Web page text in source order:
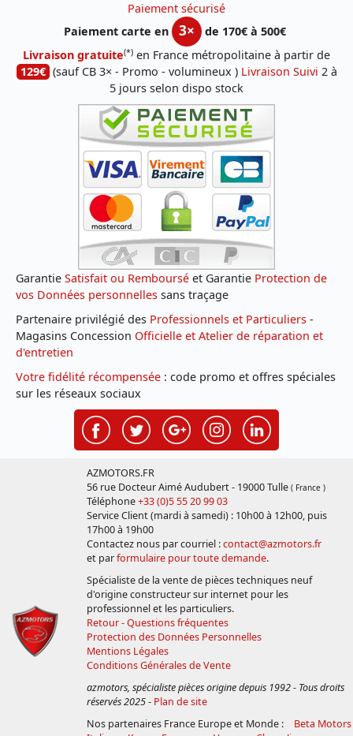
Paiement sécurisé
Paiement carte en
3×
de 170€ à 500€
Livraison gratuite(*) en France métropolitaine à partir de
129€ (sauf CB 3× - Promo - volumineux ) Livraison Suivi 2 à
5 jours selon dispo stock
Garantie Satisfait ou Remboursé et Garantie Protection de
vos Données personnelles sans traçage
Partenaire privilégié des Professionnels et Particuliers -
Magasins Concession Officielle et Atelier de réparation et
d'entretien
Votre fidélité récompensée : code promo et offres spéciales
sur les réseaux sociaux
AZMOTORS.FR
56 rue Docteur Aimé Audubert - 19000 Tulle ( France )
Téléphone+33 (0)5 55 20 99 03
Service Client (mardi à samedi) : 10h00 à 12h00, puis
17h00 à 19h00
Contactez nous par courriel :contact@azmotors.fr
et parformulaire pour toute demande.
Spécialiste de la vente de pièces techniques neuf
d'origine constructeur sur internet pour les
professionnel et les particuliers.
Retour - Questions fréquentes
Protection des Données Personnelles
Mentions Légales
Conditions Générales de Vente
azmotors, spécialiste pièces origine depuis 1992 - Tous droits
réservés 2025- Plan de site
Nos partenaires France Europe et Monde :
Beta Motors